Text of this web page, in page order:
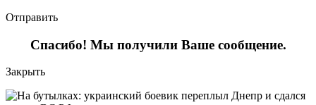
Отправить
Спасибо! Мы получили Ваше сообщение.
Закрыть